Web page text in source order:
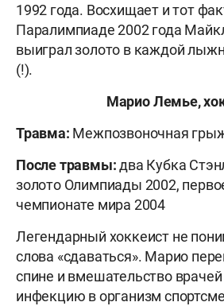
1992 года. Восхищает и тот
Паралимпиаде 2002 года
выиграл золото в каждой
(!).
МариоЛемье,
Травма: Межпозвоночная
После травмы:два Кубка
золото Олимпиады 2002,
чемпионате мира 2004
Легендарный хоккеист не
слова «сдаваться». Марио
спине и вмешательство
инфекцию в организм